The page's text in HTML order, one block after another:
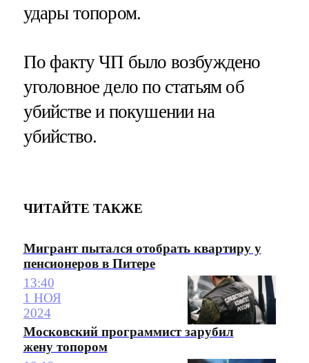
удары топором.
По факту ЧП было возбуждено
уголовное дело по статьям об
убийстве и покушении на
убийство.
ЧИТАЙТЕ ТАКЖЕ
Мигрант пытался отобрать квартиру у
пенсионеров в Питере
13:40
1 НОЯ
2024
Московский программист зарубил
жену топором